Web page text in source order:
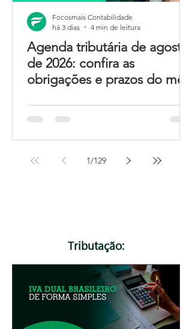
Agenda tributária de agosto
de 2026: confira as
obrigações e prazos do mês
Focosmais Contabilidade
há 3 dias
4 min de leitura
1/129
Tributação: